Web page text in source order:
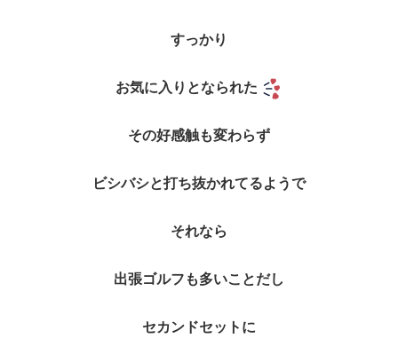
すっかり
お気に入りとなられた
その好感触も変わらず
ビシバシと打ち抜かれてるようで
それなら
出張ゴルフも多いことだし
セカンドセットに